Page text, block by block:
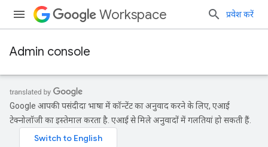
Workspace प्रवेश करें
Admin console
Google आपकी पसंदीदा भाषा में कॉन्टेंट का अनुवाद करने के लिए, एआई
टेक्नोलॉजी का इस्तेमाल करता है. एआई से मिले अनुवादों में गलतियां हो सकती हैं.